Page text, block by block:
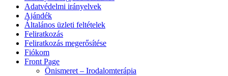
Adatvédelmi irányelvek
Ajándék
Általános üzleti feltételek
Feliratkozás
Feliratkozás megerősítése
Fiókom
Front Page
Önismeret – Irodalomterápia